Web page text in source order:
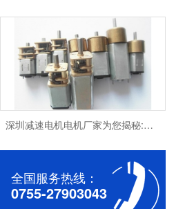
深圳减速电机电机厂家为您揭秘:电机行业发展中减速电机的市场前景展望
全国服务热线：
0755-27903043